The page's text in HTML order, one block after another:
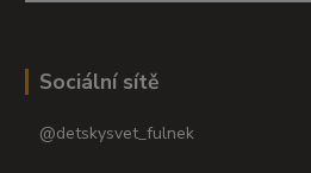
Sociální sítě
@detskysvet_fulnek